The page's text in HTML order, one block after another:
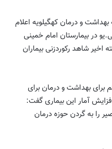
و درمان کهگیلویه اعلام
بیمارستان امام خمینی
شاهد رکوردزنی بیماران
بهداشت و درمان برای
آمار این بیماری گفت:
را به گردن حوزه درمان